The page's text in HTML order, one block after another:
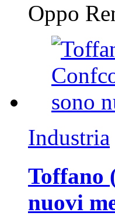
Oppo
Industria
Toffano
nuovi